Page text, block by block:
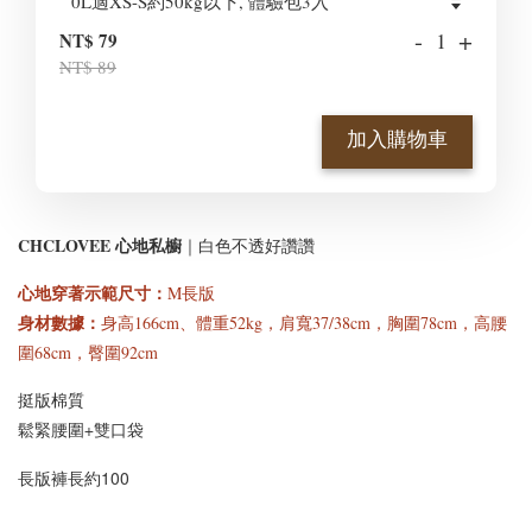
NT$ 79
NT$ 89
- +
加入購物車
CHCLOVEE 心地私櫥 ｜白色不透好讚讚
心地穿著示範尺寸 ： M長版
身材數據： 身高166cm、體重52kg，肩寬37/38cm，胸圍78cm，高腰
圍68cm，臀圍92cm
挺版棉質
鬆緊腰圍+雙口袋
長版褲長約100